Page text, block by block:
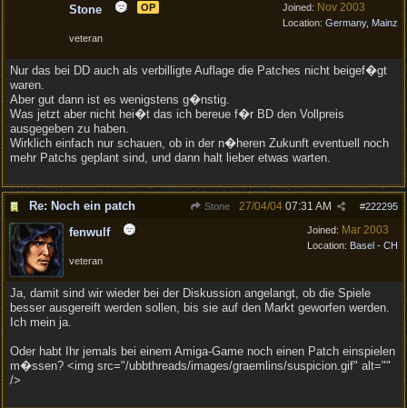
Joined: Nov 2003
Location: Germany, Mainz
Stone OP
veteran
Nur das bei DD auch als verbilligte Auflage die Patches nicht beigef�gt
waren.
Aber gut dann ist es wenigstens g�nstig.
Was jetzt aber nicht hei�t das ich bereue f�r BD den Vollpreis
ausgegeben zu haben.
Wirklich einfach nur schauen, ob in der n�heren Zukunft eventuell noch
mehr Patchs geplant sind, und dann halt lieber etwas warten.
Re: Noch ein patch Stone #222295
27/04/04 07:31 AM
Joined: Mar 2003
Location: Basel - CH
fenwulf
veteran
Ja, damit sind wir wieder bei der Diskussion angelangt, ob die Spiele
besser ausgereift werden sollen, bis sie auf den Markt geworfen werden.
Ich mein ja.
Oder habt Ihr jemals bei einem Amiga-Game noch einen Patch einspielen
m�ssen? <img src="/ubbthreads/images/graemlins/suspicion.gif" alt=""
/>